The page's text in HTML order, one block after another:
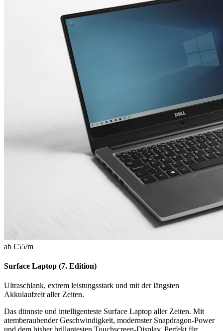
ab €55/m
Surface Laptop (7. Edition)
Ultraschlank, extrem leistungsstark und mit der längsten
Akkulaufzeit aller Zeiten.
Das dünnste und intelligenteste Surface Laptop aller Zeiten. Mit
atemberaubender Geschwindigkeit, modernster Snapdragon-Power